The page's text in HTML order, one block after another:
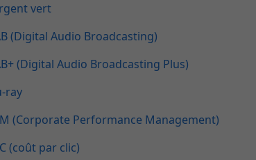
vert
(Digital Audio Broadcasting)
(Digital Audio Broadcasting Plus)
ray
(Corporate Performance Management)
(coût par clic)